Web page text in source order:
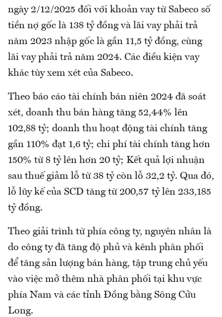
ngày 2/12/2025 đối với khoản vay từ Sabeco số
tiền nợ gốc là 138 tỷ đồng và lãi vay phải trả
năm 2023 nhập gốc là gần 11,5 tỷ đồng, cùng
lãi vay phải trả năm 2024. Các điều kiện vay
khác tùy xem xét của Sabeco.
Theo báo cáo tài chính bán niên 2024 đã soát
xét, doanh thu bán hàng tăng 52,44% lên
102,88 tỷ; doanh thu hoạt động tài chính tăng
gần 110% đạt 1,6 tỷ; chi phí tài chính tăng hơn
150% từ 8 tỷ lên hơn 20 tỷ; Kết quả lợi nhuận
sau thuế giảm lỗ từ 38 tỷ còn lỗ 32,2 tỷ. Qua đó,
lỗ lũy kế của SCD tăng từ 200,57 tỷ lên 233,185
tỷ đồng.
Theo giải trình từ phía công ty, nguyên nhân là
do công ty đã tăng độ phủ và kênh phân phối
để tăng sản lượng bán hàng, tập trung chủ yếu
vào việc mở thêm nhà phân phối tại khu vực
phía Nam và các tỉnh Đồng bằng Sông Cửu
Long.